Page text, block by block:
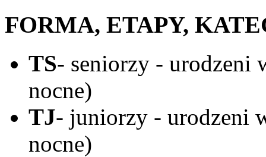
FORMA, ETAPY,
TS- seniorzy - urodzeni
nocne)
TJ- juniorzy - urodzeni
nocne)